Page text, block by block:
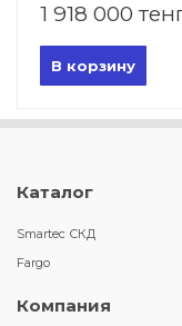
1 918 000
В корзину
Каталог
Smartec СКД
Fargo
Компания